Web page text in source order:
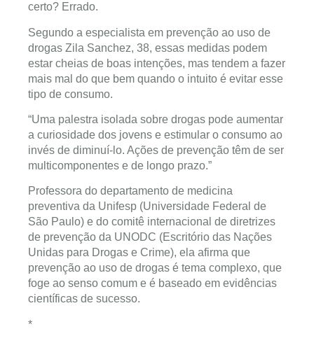
certo? Errado.
Segundo a especialista em prevenção ao uso de
drogas Zila Sanchez, 38, essas medidas podem
estar cheias de boas intenções, mas tendem a fazer
mais mal do que bem quando o intuito é evitar esse
tipo de consumo.
“Uma palestra isolada sobre drogas pode aumentar
a curiosidade dos jovens e estimular o consumo ao
invés de diminuí-lo. Ações de prevenção têm de ser
multicomponentes e de longo prazo.”
Professora do departamento de medicina
preventiva da Unifesp (Universidade Federal de
São Paulo) e do comitê internacional de diretrizes
de prevenção da UNODC (Escritório das Nações
Unidas para Drogas e Crime), ela afirma que
prevenção ao uso de drogas é tema complexo, que
foge ao senso comum e é baseado em evidências
científicas de sucesso.
*